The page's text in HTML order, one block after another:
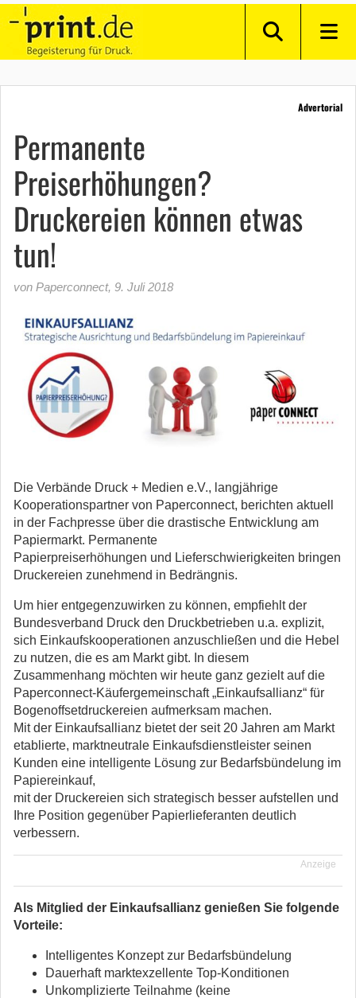
Advertorial
Permanente
Preiserhöhungen?
Druckereien können etwas
tun!
von Paperconnect, 9. Juli 2018
Die Verbände Druck + Medien e.V., langjährige
Kooperationspartner von Paperconnect, berichten aktuell
in der Fachpresse über die drastische Entwicklung am
Papiermarkt. Permanente
Papierpreiserhöhungen und Lieferschwierigkeiten bringen
Druckereien zunehmend in Bedrängnis.
Um hier entgegenzuwirken zu können, empfiehlt der
Bundesverband Druck den Druckbetrieben u.a. explizit,
sich Einkaufskooperationen anzuschließen und die Hebel
zu nutzen, die es am Markt gibt. In diesem
Zusammenhang möchten wir heute ganz gezielt auf die
Paperconnect-Käufergemeinschaft „Einkaufsallianz“ für
Bogenoffsetdruckereien aufmerksam machen.
Mit der Einkaufsallianz bietet der seit 20 Jahren am Markt
etablierte, marktneutrale Einkaufsdienstleister seinen
Kunden eine intelligente Lösung zur Bedarfsbündelung im
Papiereinkauf,
mit der Druckereien sich strategisch besser aufstellen und
Ihre Position gegenüber Papierlieferanten deutlich
verbessern.
Anzeige
Als Mitglied der Einkaufsallianz genießen Sie folgende
Vorteile:
Intelligentes Konzept zur Bedarfsbündelung
Dauerhaft marktexzellente Top-Konditionen
Unkomplizierte Teilnahme (keine